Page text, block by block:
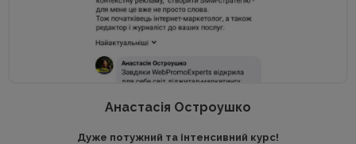
Анастасія Остроушко
Дуже потужний та інтенсивний курс!